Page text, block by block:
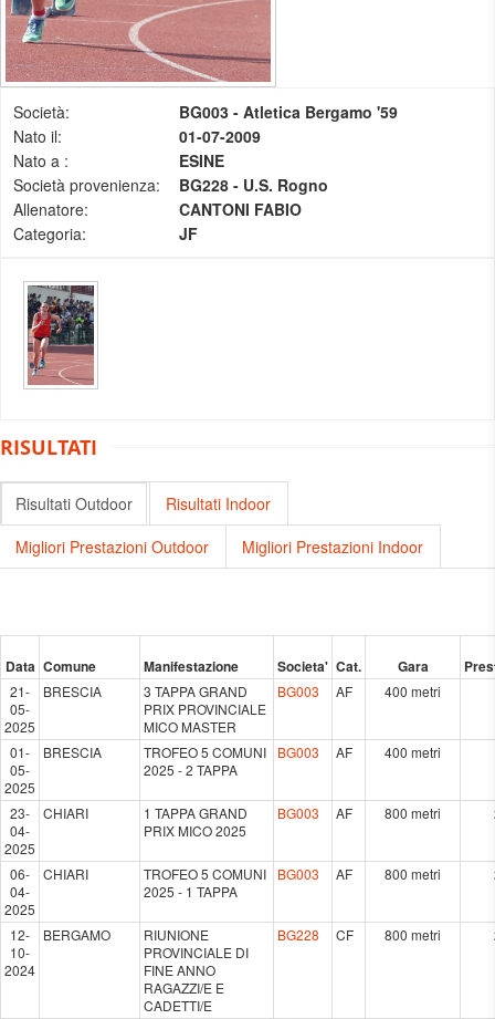
Società:
BG003 - Atletica Bergamo '59
Nato il:
01-07-2009
Nato a :
ESINE
Società provenienza:
BG228 - U.S. Rogno
Allenatore:
CANTONI FABIO
Categoria:
JF
RISULTATI
Risultati Outdoor
Risultati Indoor
Migliori Prestazioni Outdoor
Migliori Prestazioni Indoor
Data Comune Manifestazione Societa' Cat. Gara
21-
05-
2025
BRESCIA
3 TAPPA GRAND
PRIX PROVINCIALE
MICO MASTER
BG003 AF 400 metri
01-
05-
2025
BRESCIA
TROFEO 5 COMUNI
2025 - 2 TAPPA
BG003 AF 400 metri
23-
04-
2025
CHIARI
1 TAPPA GRAND
PRIX MICO 2025
BG003 AF 800 metri
06-
04-
2025
CHIARI
TROFEO 5 COMUNI
2025 - 1 TAPPA
BG003 AF 800 metri
12-
10-
2024
BERGAMO
RIUNIONE
PROVINCIALE DI
FINE ANNO
RAGAZZI/E E
CADETTI/E
BG228 CF 800 metri